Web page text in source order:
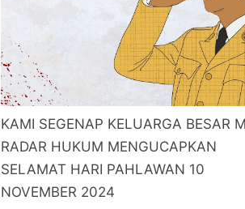
KAMI SEGENAP KELUARGA BESAR
RADAR HUKUM MENGUCAPKAN
SELAMAT HARI PAHLAWAN 10
NOVEMBER 2024